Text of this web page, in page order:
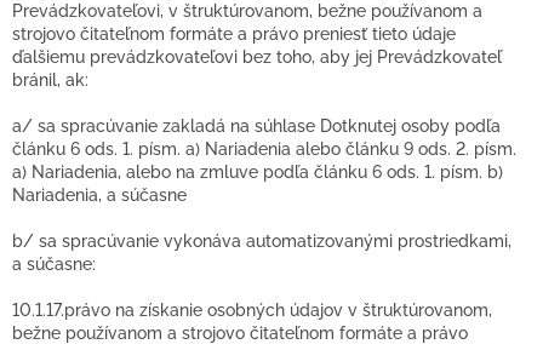
Prevádzkovateľovi, v štruktúrovanom, bežne používanom a
strojovo čitateľnom formáte a právo preniesť tieto údaje
ďalšiemu prevádzkovateľovi bez toho, aby jej Prevádzkovateľ
bránil, ak:
a/ sa spracúvanie zakladá na súhlase Dotknutej osoby podľa
článku 6 ods. 1. písm. a) Nariadenia alebo článku 9 ods. 2. písm.
a) Nariadenia, alebo na zmluve podľa článku 6 ods. 1. písm. b)
Nariadenia, a súčasne
b/ sa spracúvanie vykonáva automatizovanými prostriedkami,
a súčasne:
10.1.17.právo na získanie osobných údajov v štruktúrovanom,
bežne používanom a strojovo čitateľnom formáte a právo